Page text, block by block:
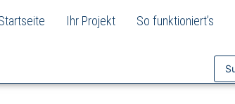
Ihr Projekt So funktioniert’s